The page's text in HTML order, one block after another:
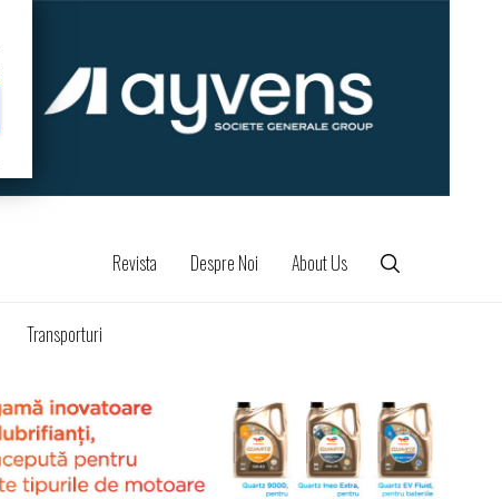
Revista Despre Noi About Us
Transporturi